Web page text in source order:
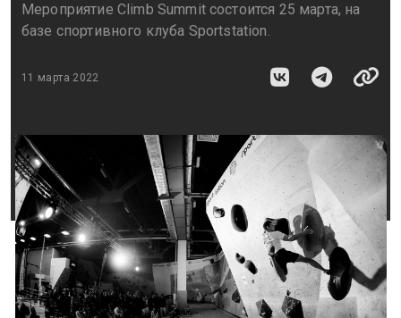
Мероприятие Climb Summit состоится 25 марта, на
базе спортивного клуба Sportstation.
11 марта 2022